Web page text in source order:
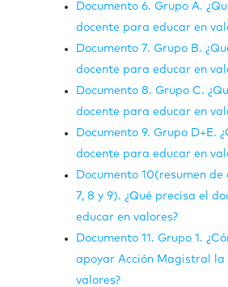
Documento 6. Grupo A.
docente para educar en
Documento 7. Grupo B.
docente para educar en
Documento 8. Grupo C.
docente para educar en
Documento 9. Grupo D+E.
docente para educar en
Documento 10(resumen de
7, 8 y 9). ¿Qué precisa el
educar en valores?
Documento 11. Grupo 1.
apoyar Acción Magistral la
valores?